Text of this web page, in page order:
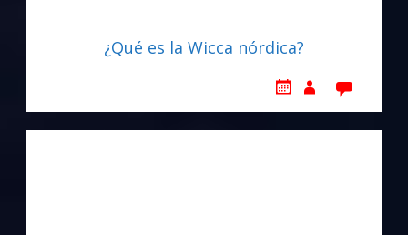
¿Qué es la Wicca nórdica?